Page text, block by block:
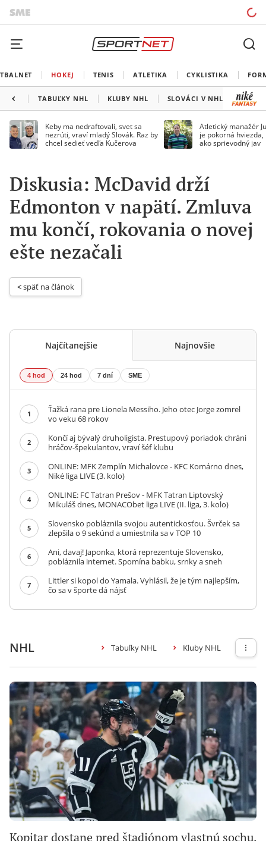
HOKEJ TENIS ATLETIKA CYKLISTIKA
TABUĽKY NHL KLUBY NHL SLOVÁCI V NHL
Keby ma nedraftovali, svet sa
nezrúti, vraví mladý Slovák. Raz by
chcel sedieť vedľa Kučerova
Atletický manažér
je pokorná
ako sprievodný jav
Diskusia: McDavid drží
Edmonton v napätí. Zmluva
mu končí, rokovania o novej
ešte nezačali
< späť na článok
Najčítanejšie Najnovšie
4 hod 24 hod 7 dní SME
1
Ťažká rana pre Lionela Messiho. Jeho otec Jorge zomrel
vo veku 68 rokov
2
Končí aj bývalý druholigista. Prestupový poriadok chráni
hráčov-špekulantov, vraví šéf klubu
3
ONLINE: MFK Zemplín Michalovce - KFC Komárno dnes,
Niké liga LIVE (3. kolo)
4
ONLINE: FC Tatran Prešov - MFK Tatran Liptovský
Mikuláš dnes, MONACObet liga LIVE (II. liga, 3. kolo)
5
Slovensko pobláznila svojou autentickosťou. Švrček sa
zlepšila o 9 sekúnd a umiestnila sa v TOP 10
6
Ani, davaj! Japonka, ktorá reprezentuje Slovensko,
pobláznila internet. Spomína babku, srnky a sneh
7
Littler si kopol do Yamala. Vyhlásil, že je tým najlepším,
čo sa v športe dá nájsť
NHL Tabuľky NHL Kluby NHL
Kopitar dostane pred štadiónom vlastnú sochu.